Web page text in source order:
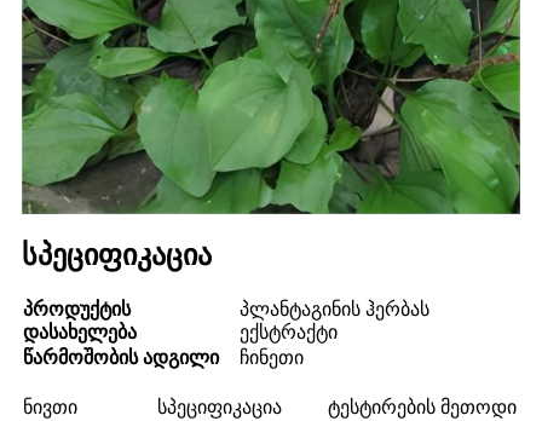
სპეციფიკაცია
პროდუქტის
დასახელება
პლანტაგინის ჰერბას
ექსტრაქტი
წარმოშობის ადგილი
ჩინეთი
ნივთი სპეციფიკაცია ტესტირების მეთოდი